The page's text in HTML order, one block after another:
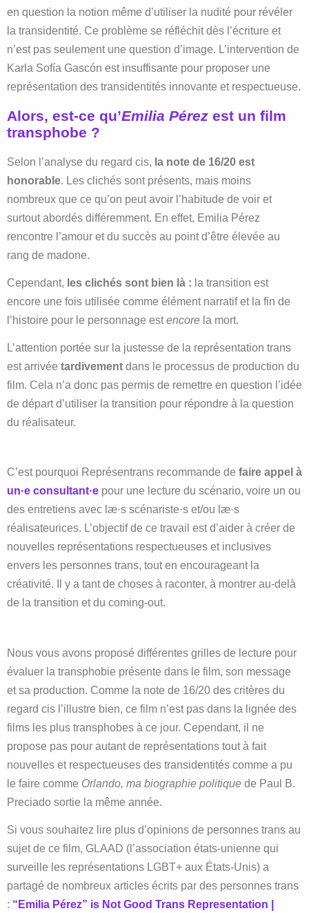
en question la notion même d’utiliser la nudité pour révéler
la transidentité. Ce problème se réfléchit dès l’écriture et
n’est pas seulement une question d’image. L’intervention de
Karla Sofía Gascón est insuffisante pour proposer une
représentation des transidentités innovante et respectueuse.
Alors, est-ce qu’Emilia Pérez est un film
transphobe ?
Selon l’analyse du regard cis, la note de 16/20 est
honorable. Les clichés sont présents, mais moins
nombreux que ce qu’on peut avoir l’habitude de voir et
surtout abordés différemment. En effet, Emilia Pérez
rencontre l’amour et du succès au point d’être élevée au
rang de madone.
Cependant, les clichés sont bien là : la transition est
encore une fois utilisée comme élément narratif et la fin de
l’histoire pour le personnage estencore la mort.
L’attention portée sur la justesse de la représentation trans
est arrivée tardivement dans le processus de production du
film. Cela n’a donc pas permis de remettre en question l’idée
de départ d’utiliser la transition pour répondre à la question
du réalisateur.
C’est pourquoi Représentrans recommande de faire appel à
un·e consultant·e pour une lecture du scénario, voire un ou
des entretiens avec læ·s scénariste·s et/ou læ·s
réalisateurices. L’objectif de ce travail est d’aider à créer de
nouvelles représentations respectueuses et inclusives
envers les personnes trans, tout en encourageant la
créativité. Il y a tant de choses à raconter, à montrer au-delà
de la transition et du coming-out.
Nous vous avons proposé différentes grilles de lecture pour
évaluer la transphobie présente dans le film, son message
et sa production. Comme la note de 16/20 des critères du
regard cis l’illustre bien, ce film n’est pas dans la lignée des
films les plus transphobes à ce jour. Cependant, il ne
propose pas pour autant de représentations tout à fait
nouvelles et respectueuses des transidentités comme a pu
le faire comme Orlando, ma biographie politique de Paul B.
Preciado sortie la même année.
Si vous souhaitez lire plus d’opinions de personnes trans au
sujet de ce film, GLAAD (l’association états-unienne qui
surveille les représentations LGBT+ aux États-Unis) a
partagé de nombreux articles écrits par des personnes trans
: “Emilia Pérez” is Not Good Trans Representation |